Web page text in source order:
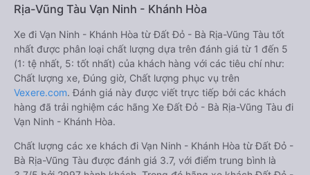
Rịa-Vũng Tàu Vạn Ninh - Khánh Hòa
Xe đi Vạn Ninh - Khánh Hòa từ Đất Đỏ - Bà Rịa-Vũng Tàu tốt
nhất được phân loại chất lượng dựa trên đánh giá từ 1 đến 5
(1: tệ nhất, 5: tốt nhất) của khách hàng với các tiêu chí như:
Chất lượng xe, Đúng giờ, Chất lượng phục vụ trên
Vexere.com. Đánh giá này được viết trực tiếp bởi các khách
hàng đã trải nghiệm các hãng Xe Đất Đỏ - Bà Rịa-Vũng Tàu đi
Vạn Ninh - Khánh Hòa.
Chất lượng các xe khách đi Vạn Ninh - Khánh Hòa từ Đất Đỏ -
Bà Rịa-Vũng Tàu được đánh giá 3.7, với điểm trung bình là